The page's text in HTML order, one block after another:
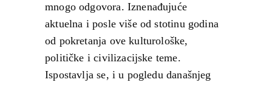
mnogo odgovora. Iznenađujuće
aktuelna i posle više od stotinu godina
od pokretanja ove kulturološke,
političke i civilizacijske teme.
Ispostavlja se, i u pogledu današnjeg